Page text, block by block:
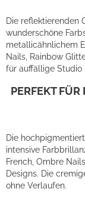
Die reflektierenden
wunderschöne
metallicähnlichem
Nails, Rainbow
für auffällige Studio
PERFEKT
Die
intensive
French, Ombre
Designs. Die
ohne Verlaufen.